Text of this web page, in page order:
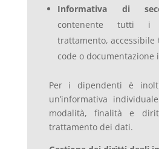
Informativa di
contenente tutti i
trattamento, accessibile
code o documentazione
Per i dipendenti è
un’informativa
modalità, finalità e
trattamento dei dati.